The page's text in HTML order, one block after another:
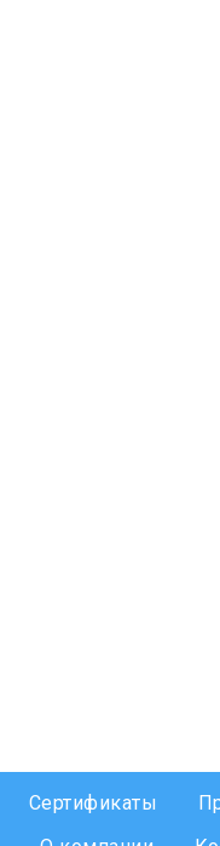
Сертификаты